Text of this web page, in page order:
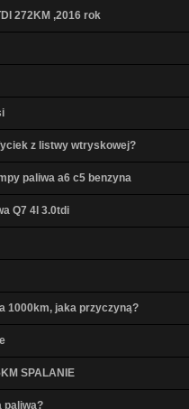
272KM ,2016 rok
z listwy wtryskowej?
paliwa a6 c5 benzyna
Q7 4l 3.0tdi
1000km, jaka przyczyną?
SPALANIE
paliwa?